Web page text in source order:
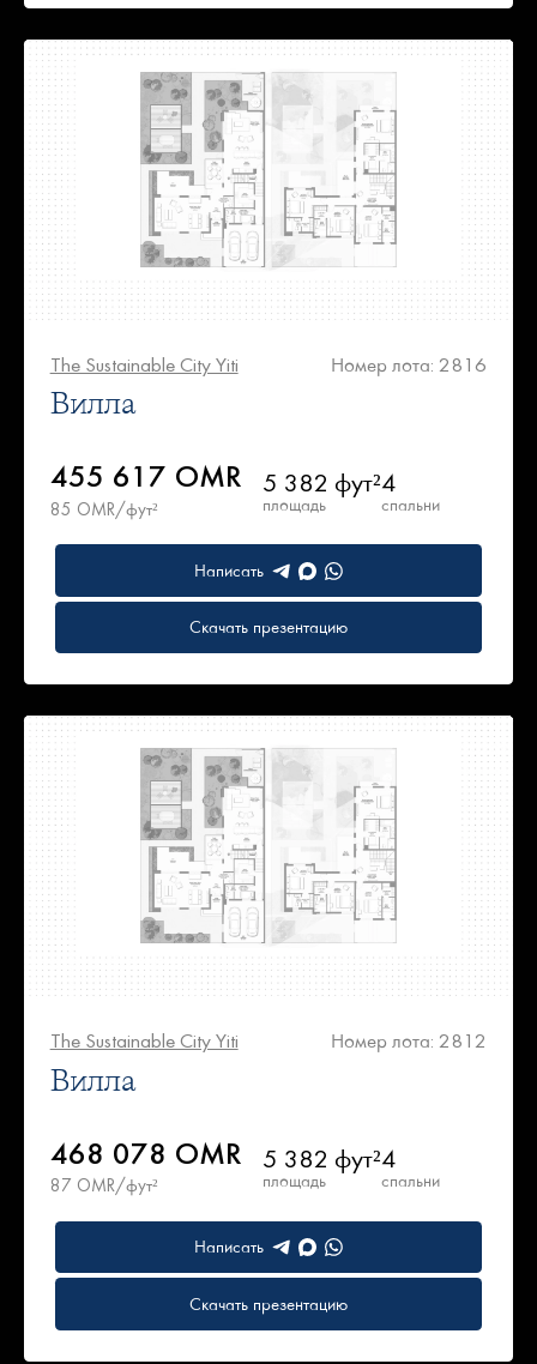
The Sustainable City Yiti Номер лота: 2816
Вилла
455 617 OMR
85 OMR/фут²
5 382 фут²
площадь
4
спальни
Написать
Скачать презентацию
The Sustainable City Yiti Номер лота: 2812
Вилла
468 078 OMR
87 OMR/фут²
5 382 фут²
площадь
4
спальни
Написать
Скачать презентацию